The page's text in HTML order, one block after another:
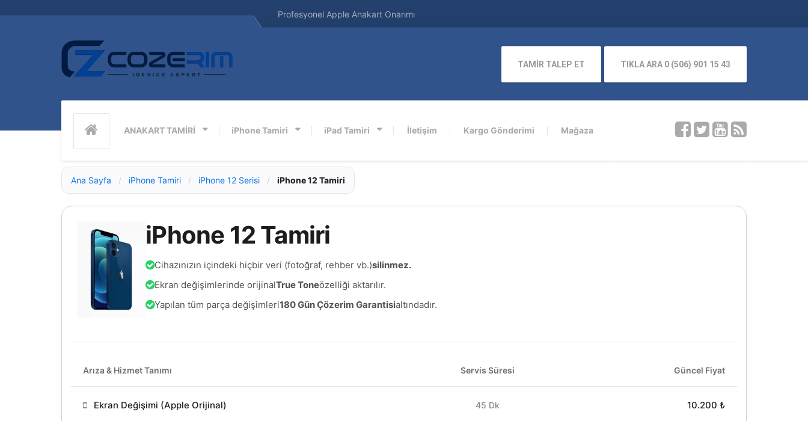
Profesyonel Apple Anakart Onarımı
ANAKART TAMİRİ iPhone Tamiri iPad Tamiri İletişim Kargo Gönderimi Mağaza
TAMİR TALEP ET TIKLA ARA 0 (506) 901 15 43
Ana Sayfa / iPhone Tamiri / iPhone 12 Serisi / iPhone 12 Tamiri
iPhone 12 Tamiri
Cihazınızın içindeki hiçbir veri (fotoğraf, rehber vb.)silinmez.
Ekran değişimlerinde orijinalTrue Toneözelliği aktarılır.
Yapılan tüm parça değişimleri180 Gün Çözerim Garantisialtındadır.
Arıza & Hizmet Tanımı Servis Süresi Güncel Fiyat
Ekran Değişimi (Apple Orijinal) 45 Dk 10.200 ₺